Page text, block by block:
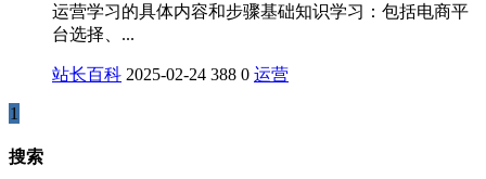
运营学习的具体内容和步骤‌基础知识学习‌：包括电商平
台选择、...
站长百科 2025-02-24 388 0 运营
1
搜索